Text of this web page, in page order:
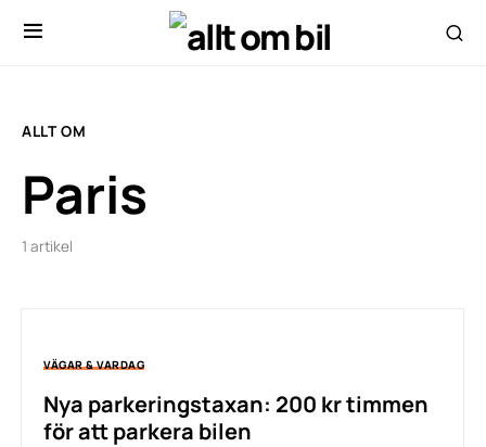
ALLT OM
Paris
1 artikel
VÄGAR & VARDAG
Nya parkeringstaxan: 200 kr timmen
för att parkera bilen